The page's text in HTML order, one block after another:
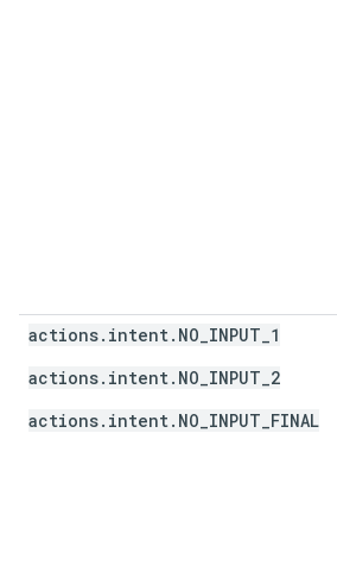
actions.intent.NO_INPUT_1
actions.intent.NO_INPUT_2
actions.intent.NO_INPUT_FINAL